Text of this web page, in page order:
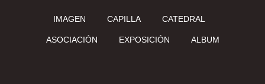
IMAGEN CAPILLA CATEDRAL
ASOCIACIÓN EXPOSICIÓN ALBUM